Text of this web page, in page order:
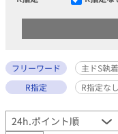
フリーワード
主ドS執
R指定
R指定なし